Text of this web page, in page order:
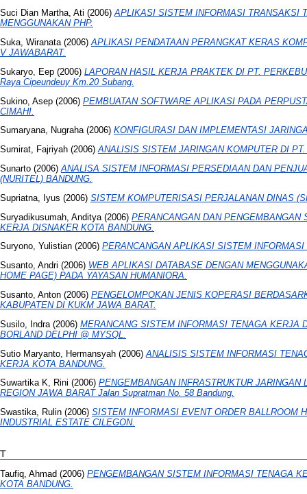
Suci Dian Martha, Ati (2006)APLIKASI SISTEM INFORMASI TRANSAKSI
MENGGUNAKAN PHP.
Suka, Wiranata(2006)APLIKASI PENDATAAN PERANGKAT KERAS
V JAWABARAT.
Sukaryo, Eep (2006) LAPORAN HASIL KERJA PRAKTEK DI PT.
Raya Cipeundeuy Km.20 Subang.
Sukino, Asep (2006) PEMBUATAN SOFTWARE APLIKASI PADA
CIMAHI.
Sumaryana, Nugraha(2006) KONFIGURASI DAN IMPLEMENTASI
Sumirat, Fajriyah (2006)ANALISIS SISTEM JARINGAN KOMPUTER DI
Sunarto (2006)ANALISA SISTEM INFORMASI PERSEDIAAN DAN
(NURITEL) BANDUNG.
Supriatna, Iyus (2006) SISTEM KOMPUTERISASI PERJALANAN DINAS
Suryadikusumah, Anditya (2006) PERANCANGAN DAN
KERJA DISNAKER KOTA BANDUNG.
Suryono, Yulistian (2006) PERANCANGAN APLIKASI SISTEM
Susanto, Andri (2006) WEB APLIKASI DATABASE DENGAN
HOME PAGE) PADA YAYASAN HUMANIORA.
Susanto, Anton (2006) PENGELOMPOKAN JENIS KOPERASI
KABUPATEN DI KUKM JAWA BARAT.
Susilo, Indra (2006) MERANCANG SISTEM INFORMASI TENAGA KERJA
BORLAND DELPHI @ MYSQL.
Sutio Maryanto, Hermansyah (2006) ANALISIS SISTEM INFORMASI
KERJA KOTA BANDUNG.
Suwartika K, Rini (2006) PENGEMBANGAN INFRASTRUKTUR
REGION JAWA BARAT Jalan Supratman No. 58 Bandung.
Swastika, Rulin (2006) SISTEM INFORMASI EVENT ORDER BALLROOM
INDUSTRIAL ESTATE CILEGON.
T
Taufiq, Ahmad (2006) PENGEMBANGAN SISTEM INFORMASI TENAGA
KOTA BANDUNG.